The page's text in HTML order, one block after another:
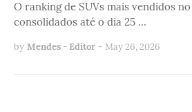
O ranking de SUVs mais vendidos
consolidados até o dia 25 …
by Mendes - Editor - May 26, 2026